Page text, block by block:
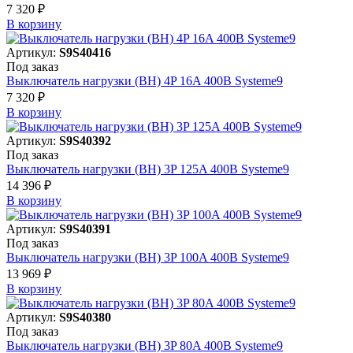
7 320 ₽
В корзинy
Артикул: S9S40416
Под заказ
Выключатель нагрузки (ВН) 4P 16A 400В Systeme9
7 320 ₽
В корзинy
Артикул: S9S40392
Под заказ
Выключатель нагрузки (ВН) 3P 125A 400В Systeme9
14 396 ₽
В корзинy
Артикул: S9S40391
Под заказ
Выключатель нагрузки (ВН) 3P 100A 400В Systeme9
13 969 ₽
В корзинy
Артикул: S9S40380
Под заказ
Выключатель нагрузки (ВН) 3P 80A 400В Systeme9